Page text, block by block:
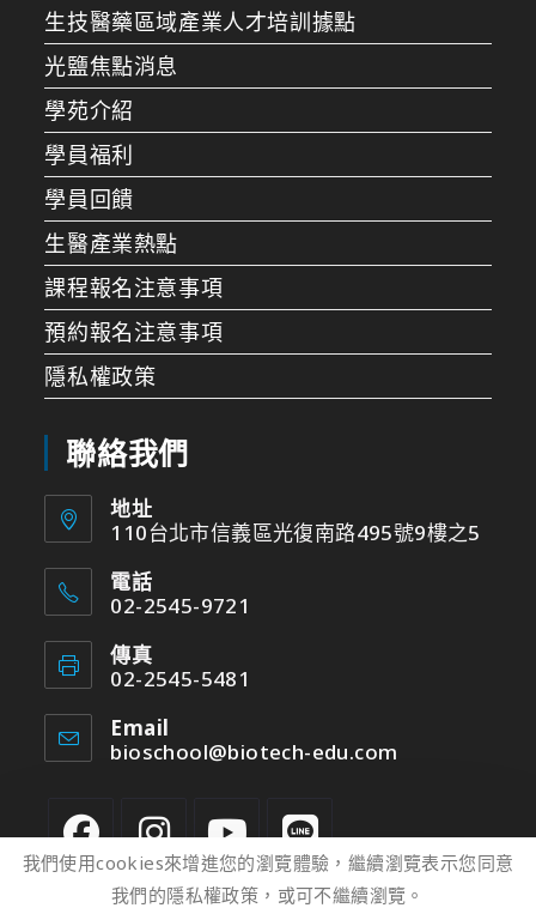
生技醫藥區域產業人才培訓據點
光鹽焦點消息
學苑介紹
學員福利
學員回饋
生醫產業熱點
課程報名注意事項
預約報名注意事項
隱私權政策
聯絡我們
地址
110台北市信義區光復南路495號9樓之5
電話
02-2545-9721
傳真
02-2545-5481
Email
bioschool@biotech-edu.com
我們使用cookies來增進您的瀏覽體驗，繼續瀏覽表示您同意
我們的隱私權政策，或可不繼續瀏覽。